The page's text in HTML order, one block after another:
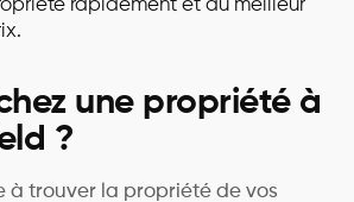
rapidement et au meilleur
une propriété à
?
à trouver la propriété de vos